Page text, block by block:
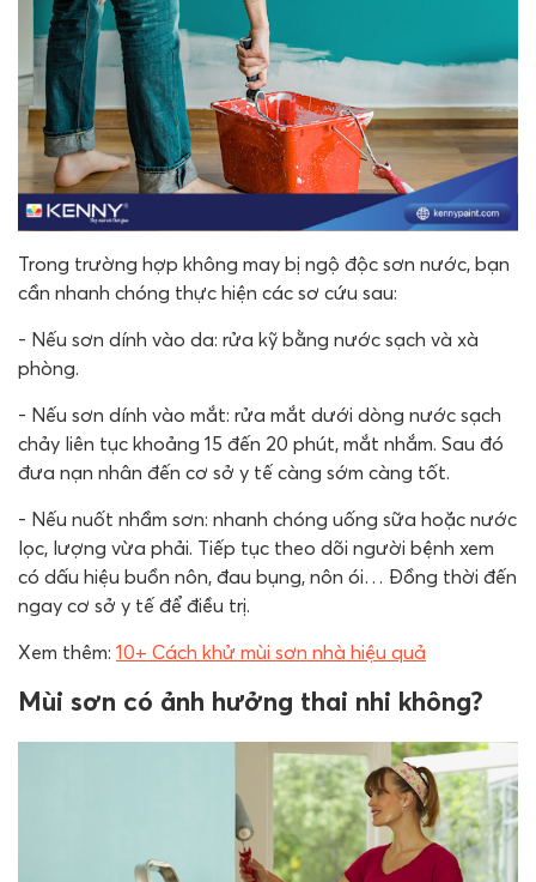
Trong trường hợp không may bị ngộ độc sơn nước, bạn
cần nhanh chóng thực hiện các sơ cứu sau:
- Nếu sơn dính vào da: rửa kỹ bằng nước sạch và xà
phòng.
- Nếu sơn dính vào mắt: rửa mắt dưới dòng nước sạch
chảy liên tục khoảng 15 đến 20 phút, mắt nhắm. Sau đó
đưa nạn nhân đến cơ sở y tế càng sớm càng tốt.
- Nếu nuốt nhầm sơn: nhanh chóng uống sữa hoặc nước
lọc, lượng vừa phải. Tiếp tục theo dõi người bệnh xem
có dấu hiệu buồn nôn, đau bụng, nôn ói… Đồng thời đến
ngay cơ sở y tế để điều trị.
Xem thêm: 10+ Cách khử mùi sơn nhà hiệu quả
Mùi sơn có ảnh hưởng thai nhi không?